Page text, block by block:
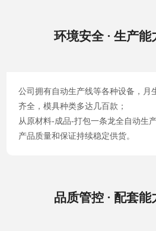
环境安全 · 生产能
公司拥有自动生产线等各种设备，月
齐全，模具种类多达几百款；
从原材料-成品-打包一条龙全自动生
产品质量和保证持续稳定供货。
品质管控 · 配套能